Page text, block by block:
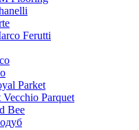
Ferutti
Parket
Vecchio Parquet
Bee